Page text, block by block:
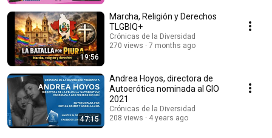
19:56
Marcha, Religión y Derechos
TLGBIQ+
Crónicas de la Diversidad
270 views
7 months ago
47:15
Andrea Hoyos, directora de
Autoerótica nominada al GIO
2021
Crónicas de la Diversidad
208 views
4 years ago